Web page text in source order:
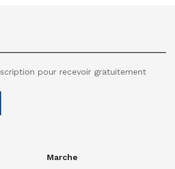
pour recevoir gratuitement
Marche